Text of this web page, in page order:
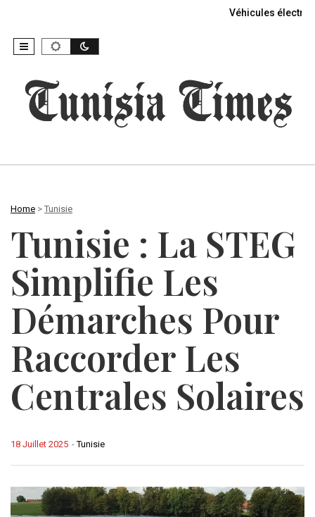
Véhicules
Home > Tunisie
Tunisie : La STEG
Simplifie Les
Démarches Pour
Raccorder Les
Centrales Solaires
-Tunisie
18 Juillet 2025